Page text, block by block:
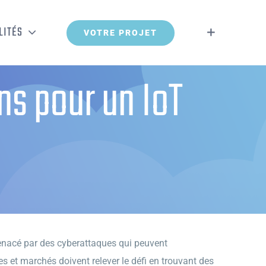
VOTRE PROJET
pour un IoT
par des cyberattaques qui peuvent
et marchés doivent relever le défi en trouvant des